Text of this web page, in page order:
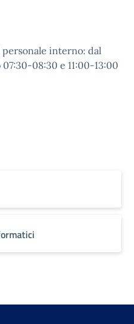
interno: dal
08:30 e 11:00-13:00